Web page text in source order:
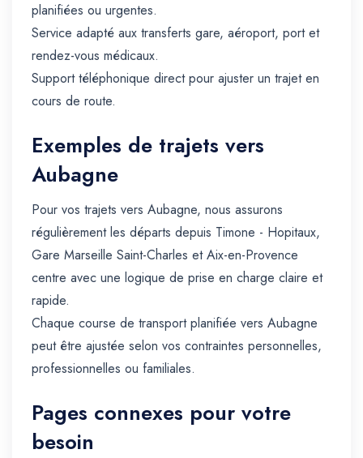
planifiées ou urgentes.
Service adapté aux transferts gare, aéroport, port et
rendez-vous médicaux.
Support téléphonique direct pour ajuster un trajet en
cours de route.
Exemples de trajets vers
Aubagne
Pour vos trajets vers Aubagne, nous assurons
régulièrement les départs depuis Timone - Hopitaux,
Gare Marseille Saint-Charles et Aix-en-Provence
centre avec une logique de prise en charge claire et
rapide.
Chaque course de transport planifiée vers Aubagne
peut être ajustée selon vos contraintes personnelles,
professionnelles ou familiales.
Pages connexes pour votre
besoin